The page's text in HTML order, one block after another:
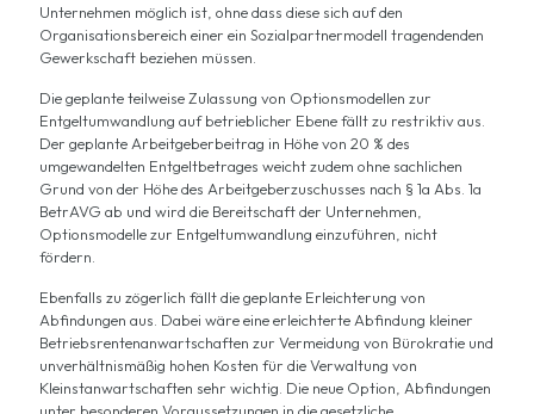
Unternehmen möglich ist, ohne dass diese sich auf den
Organisationsbereich einer ein Sozialpartnermodell tragendenden
Gewerkschaft beziehen müssen.
Die geplante teilweise Zulassung von Optionsmodellen zur
Entgeltumwandlung auf betrieblicher Ebene fällt zu restriktiv aus.
Der geplante Arbeitgeberbeitrag in Höhe von 20 % des
umgewandelten Entgeltbetrages weicht zudem ohne sachlichen
Grund von der Höhe des Arbeitgeberzuschusses nach § 1a Abs. 1a
BetrAVG ab und wird die Bereitschaft der Unternehmen,
Optionsmodelle zur Entgeltumwandlung einzuführen, nicht
fördern.
Ebenfalls zu zögerlich fällt die geplante Erleichterung von
Abfindungen aus. Dabei wäre eine erleichterte Abfindung kleiner
Betriebsrentenanwartschaften zur Vermeidung von Bürokratie und
unverhältnismäßig hohen Kosten für die Verwaltung von
Kleinstanwartschaften sehr wichtig. Die neue Option, Abfindungen
unter besonderen Voraussetzungen in die gesetzliche